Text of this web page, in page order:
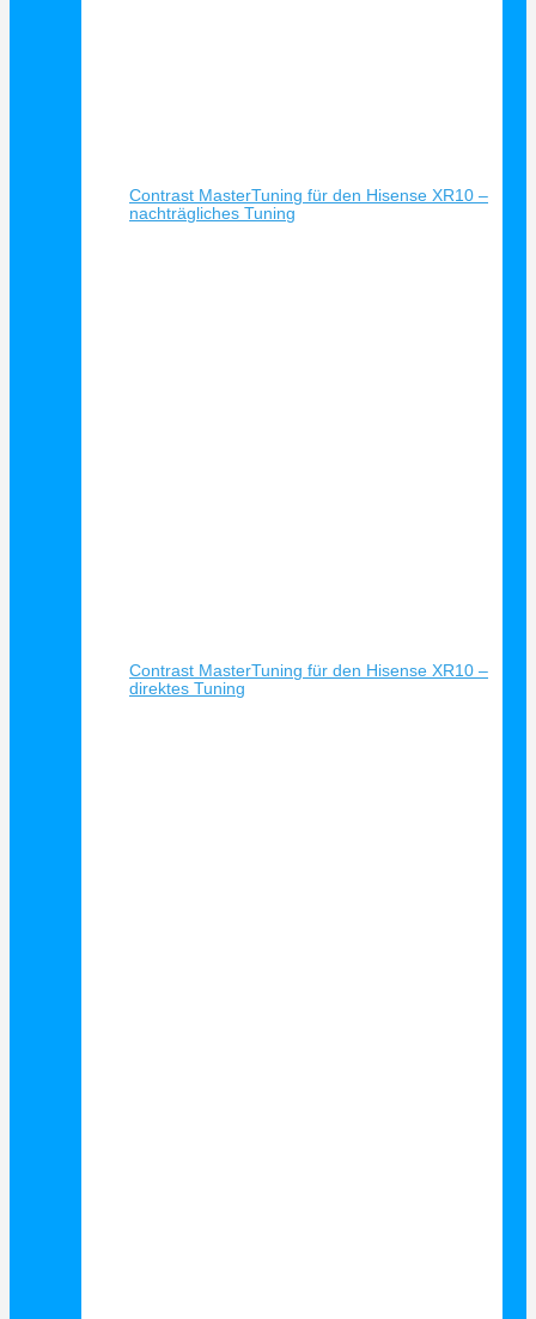
Contrast MasterTuning für den Hisense XR10 –
nachträgliches Tuning
Contrast MasterTuning für den Hisense XR10 –
direktes Tuning